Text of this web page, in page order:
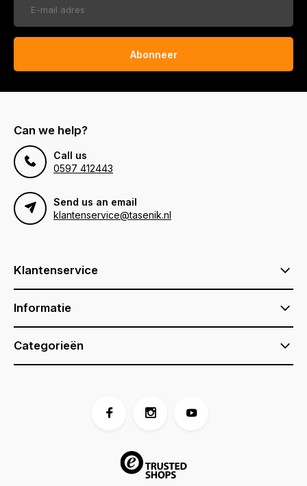
Abonneer
Can we help?
Call us
0597 412443
Send us an email
klantenservice@tasenik.nl
Klantenservice
Informatie
Categorieën